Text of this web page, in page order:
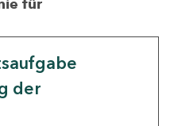
für
der